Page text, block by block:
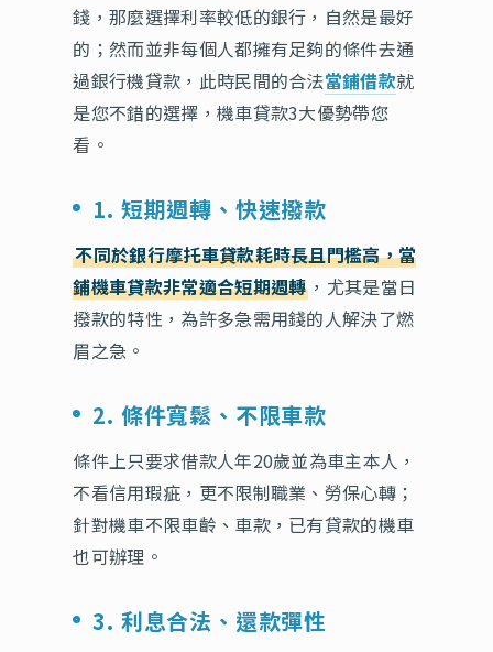
錢，那麼選擇利率較低的銀行，自然是最好
的；然而並非每個人都擁有足夠的條件去通
過銀行機貸款，此時民間的合法當鋪借款就
是您不錯的選擇，機車貸款3大優勢帶您
看。
1. 短期週轉、快速撥款
不同於銀行摩托車貸款耗時長且門檻高，當
鋪機車貸款非常適合短期週轉 ，尤其是當日
撥款的特性，為許多急需用錢的人解決了燃
眉之急。
2. 條件寬鬆、不限車款
條件上只要求借款人年20歲並為車主本人，
不看信用瑕疵，更不限制職業、勞保心轉；
針對機車不限車齡、車款，已有貸款的機車
也可辦理。
3. 利息合法、還款彈性